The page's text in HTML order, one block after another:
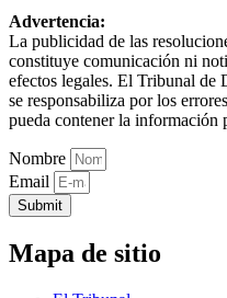
Advertencia:
La publicidad de las
constituye comunicación ni
efectos legales. El Tribunal de
se responsabiliza por los
pueda contener la información
Nombre
Email
Submit
Mapa de sitio